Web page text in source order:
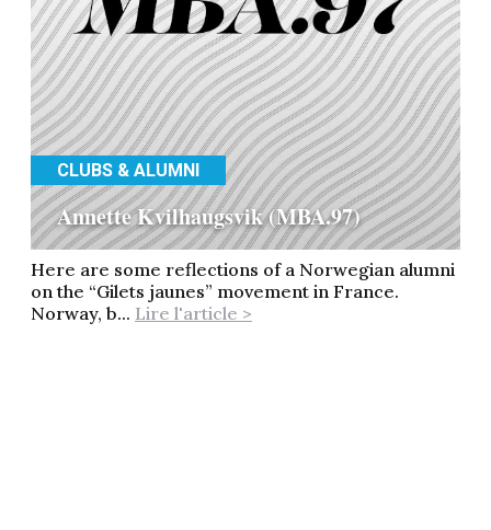
CLUBS & ALUMNI
Annette Kvilhaugsvik (MBA.97)
Here are some reflections of a Norwegian alumni
on the “Gilets jaunes” movement in France.
Norway, b... Lire l'article >